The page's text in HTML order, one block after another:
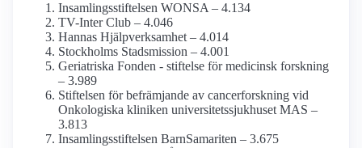
Insamlings­stiftelsen WONSA – 4.134
TV-Inter Club – 4.046
Hannas Hjälp­verksamhet – 4.014
Stockholms Stadsmission – 4.001
Geriatriska Fonden - stiftelse för medicinsk forskning
– 3.989
Stiftelsen för befrämjande av cancerforskning vid
Onkologiska kliniken universitets­sjukhuset MAS –
3.813
Insamlings­stiftelsen BarnSamariten – 3.675